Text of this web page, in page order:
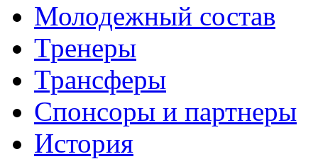
Молодежный состав
Тренеры
Трансферы
Спонсоры и партнеры
История